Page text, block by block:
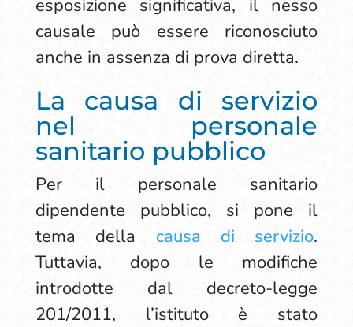
esposizione significativa, il nesso
causale può essere riconosciuto
anche in assenza di prova diretta.
La causa di servizio
nel personale
sanitario pubblico
Per il personale sanitario
dipendente pubblico, si pone il
tema della causa di servizio.
Tuttavia, dopo le modifiche
introdotte dal decreto-legge
201/2011, l’istituto è stato